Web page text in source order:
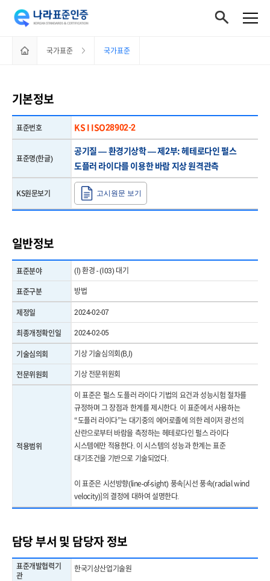
이동하기
국가표준 국가표준
기본정보
표준번호 KS I ISO28902-2
표준명(한글)
공기질 — 환경기상학 — 제2부: 헤테로다인 펄스
도플러 라이다를 이용한 바람 지상 원격관측
KS원문보기 고시원문 보기
일반정보
표준분야 (I) 환경 - (I03) 대기
표준구분 방법
제정일 2024-02-07
최종개정확인일 2024-02-05
기술심의회 기상 기술심의회(B,I)
전문위원회 기상 전문위원회
적용범위
이 표준은 펄스 도플러 라이다 기법의 요건과 성능시험 절차를
규정하며 그 장점과 한계를 제시한다. 이 표준에서 사용하는
“도플러 라이다”는 대기중의 에어로졸에 의한 레이저 광선의
산란으로부터 바람을 측정하는 헤테로다인 펄스 라이다
시스템에만 적용한다. 이 시스템의 성능과 한계는 표준
대기조건을 기반으로 기술되었다.
이 표준은 시선방향(line-of-sight) 풍속[시선 풍속(radial wind
velocity)]의 결정에 대하여 설명한다.
담당 부서 및 담당자 정보
표준개발협력기
관
한국기상산업기술원